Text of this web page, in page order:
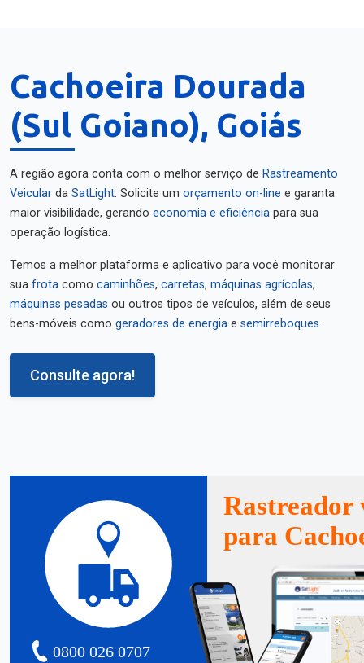
Cachoeira Dourada
(Sul Goiano), Goiás
A região agora conta com o melhor serviço de Rastreamento
Veicular da SatLight. Solicite um orçamento on-line e garanta
maior visibilidade, gerando economia e eficiência para sua
operação logística.
Temos a melhor plataforma e aplicativo para você monitorar
sua frota como caminhões, carretas, máquinas agrícolas,
máquinas pesadas ou outros tipos de veículos, além de seus
bens-móveis como geradores de energia e semirreboques.
Consulte agora!
0800 026 0707
Rastreador
para